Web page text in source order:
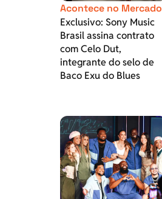
Acontece no Mercado
Exclusivo: Sony Music
Brasil assina contrato
com Celo Dut,
integrante do selo de
Baco Exu do Blues